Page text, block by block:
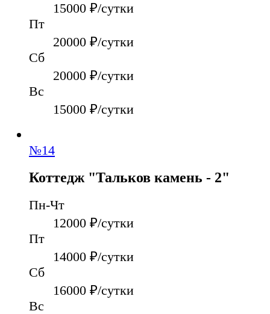
15000 ₽/сутки
Пт
20000 ₽/сутки
Сб
20000 ₽/сутки
Вс
15000 ₽/сутки
№14
Коттедж "Тальков камень - 2"
Пн-Чт
12000 ₽/сутки
Пт
14000 ₽/сутки
Сб
16000 ₽/сутки
Вс